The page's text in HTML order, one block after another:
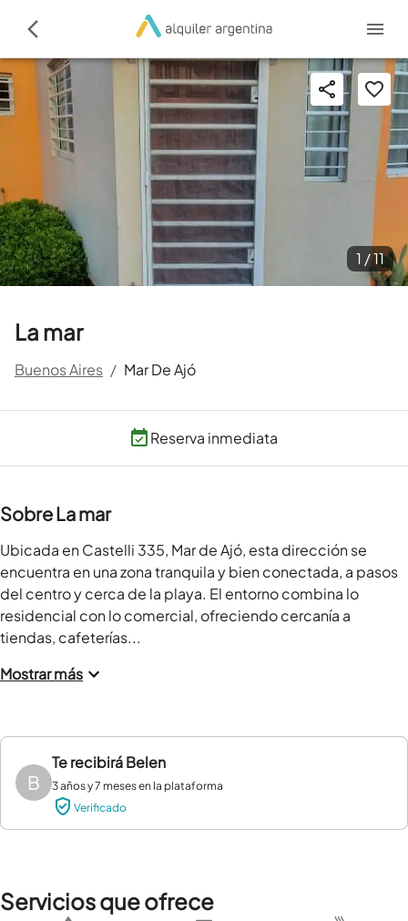
La mar
Buenos Aires / Mar De Ajó
1 /11
Reserva inmediata
Sobre La mar
Ubicada en Castelli 335, Mar de Ajó, esta dirección se
encuentra en una zona tranquila y bien conectada, a pasos
del centro y cerca de la playa. El entorno combina lo
residencial con lo comercial, ofreciendo cercanía a
tiendas, cafeterías...
Mostrar más
B
Te recibiráBelen
3 años y 7 meses en la plataforma
Verificado
Servicios que ofrece